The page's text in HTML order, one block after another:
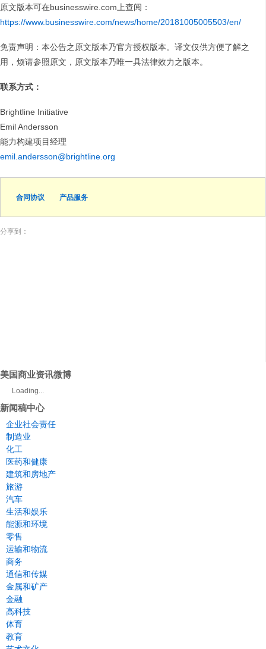
原文版本可在businesswire.com上查阅：
https://www.businesswire.com/news/home/20181005005503/en/
免责声明：本公告之原文版本乃官方授权版本。译文仅供方便了解之
用，烦请参照原文，原文版本乃唯一具法律效力之版本。
联系方式：
Brightline Initiative
Emil Andersson
能力构建项目经理
emil.andersson@brightline.org
合同协议 产品服务
分享到：
美国商业资讯微博
Loading...
新闻稿中心
企业社会责任
制造业
化工
医药和健康
建筑和房地产
旅游
汽车
生活和娱乐
能源和环境
零售
运输和物流
商务
通信和传媒
金属和矿产
金融
高科技
体育
教育